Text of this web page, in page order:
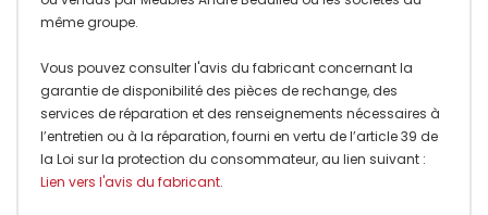
même groupe.
Vous pouvez consulter l'avis du fabricant concernant la
garantie de disponibilité des pièces de rechange, des
services de réparation et des renseignements nécessaires à
l’entretien ou à la réparation, fourni en vertu de l’article 39 de
la Loi sur la protection du consommateur, au lien suivant :
Lien vers l'avis du fabricant.